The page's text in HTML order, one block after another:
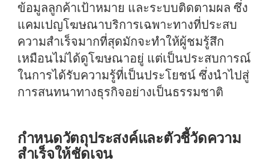
ข้อมูลลูกค้าเป้าหมาย และระบบติดตามผล ซึ่ง
แคมเปญโฆษณาบริการเฉพาะทางที่ประสบ
ความสำเร็จมากที่สุดมักจะทำให้ผู้ชมรู้สึก
เหมือนไม่ได้ดูโฆษณาอยู่ แต่เป็นประสบการณ์
ในการได้รับความรู้ที่เป็นประโยชน์ ซึ่งนำไปสู่
การสนทนาทางธุรกิจอย่างเป็นธรรมชาติ
กำหนดวัตถุประสงค์และตัวชี้วัดความ
สำเร็จให้ชัดเจน